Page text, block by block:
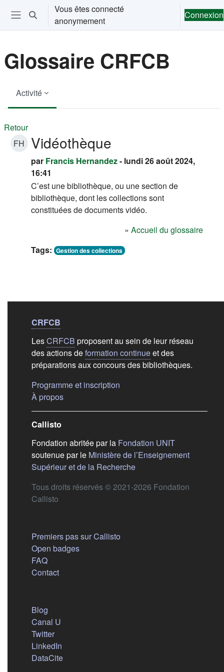
Passer au contenu principal
Ouvrir le menu de navigation
Activer/désactiver la saisie de recherche
Vous êtes connecté
anonymement
Connexion
Glossaire CRFCB
Activité
Retour
FH
Vidéothèque
par Francis Hernandez- lundi 26 août 2024,
16:41
C’est une bibliothèque, ou une section de
bibliothèque, dont les collections sont
constituées de documents vidéo.
» Accueil du glossaire
Tags: Gestion des collections
Liens de bas de
CRFCB
LesCRFCB proposent au sein de leur réseau
des actions deformation continueet des
préparations aux concours des bibliothèques.
Programme et inscription
À propos(s'ouvre dans un nouvel onglet)
Callisto
Fondation abritée par la Fondation UNIT(s'ouvre
soutenue par le Ministère de l’Enseignement
Supérieur et de la Recherche(s'ouvre dans un nouvel
Tous droits réservés © 2021-2026 Fondation
Callisto
Premiers pas sur Callisto
Open badges
FAQ
Contact
Blog
Canal U
Twitter(s'ouvre dans un nouvel onglet)
LinkedIn
DataCite(s'ouvre dans un nouvel onglet)